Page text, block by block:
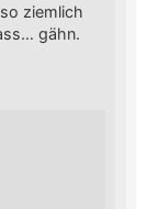
ziemlich
gähn.